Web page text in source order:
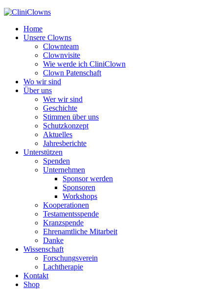
Home
Unsere Clowns
Clownteam
Clownvisite
Wie werde ich CliniClown
Clown Patenschaft
Wo wir sind
Über uns
Wer wir sind
Geschichte
Stimmen über uns
Schutzkonzept
Aktuelles
Jahresberichte
Unterstützen
Spenden
Unternehmen
Sponsor werden
Sponsoren
Workshops
Kooperationen
Testamentsspende
Kranzspende
Ehrenamtliche Mitarbeit
Danke
Wissenschaft
Forschungsverein
Lachtherapie
Kontakt
Shop